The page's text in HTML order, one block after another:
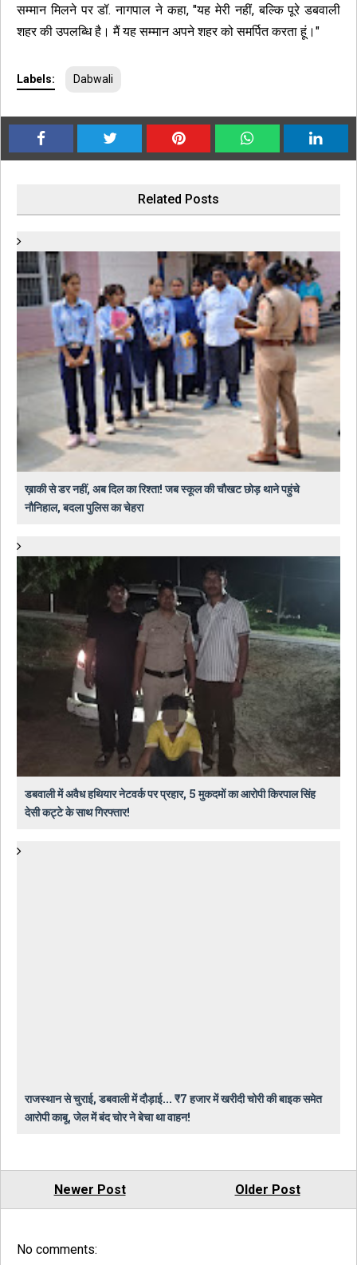
सम्मान मिलने पर डॉ. नागपाल ने कहा, "यह मेरी नहीं, बल्कि पूरे डबवाली
शहर की उपलब्धि है। मैं यह सम्मान अपने शहर को समर्पित करता हूं।"
Labels: Dabwali
Related Posts
ख़ाकी से डर नहीं, अब दिल का रिश्ता! जब स्कूल की चौखट छोड़ थाने पहुंचे
नौनिहाल, बदला पुलिस का चेहरा
डबवाली में अवैध हथियार नेटवर्क पर प्रहार, 5 मुकदमों का आरोपी किरपाल सिंह
देसी कट्टे के साथ गिरफ्तार!
राजस्थान से चुराई, डबवाली में दौड़ाई... ₹7 हजार में खरीदी चोरी की बाइक समेत
आरोपी काबू, जेल में बंद चोर ने बेचा था वाहन!
Newer Post Older Post
No comments: